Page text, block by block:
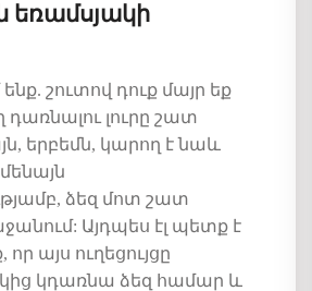
եռամսյակի
շուտով դուք մայր եք
դառնալու լուրը շատ
, երբեմն, կարող է նաև
, ձեզ մոտ շատ
Այդպես էլ պետք է
որ այս ուղեցույցը
կդառնա ձեզ համար և